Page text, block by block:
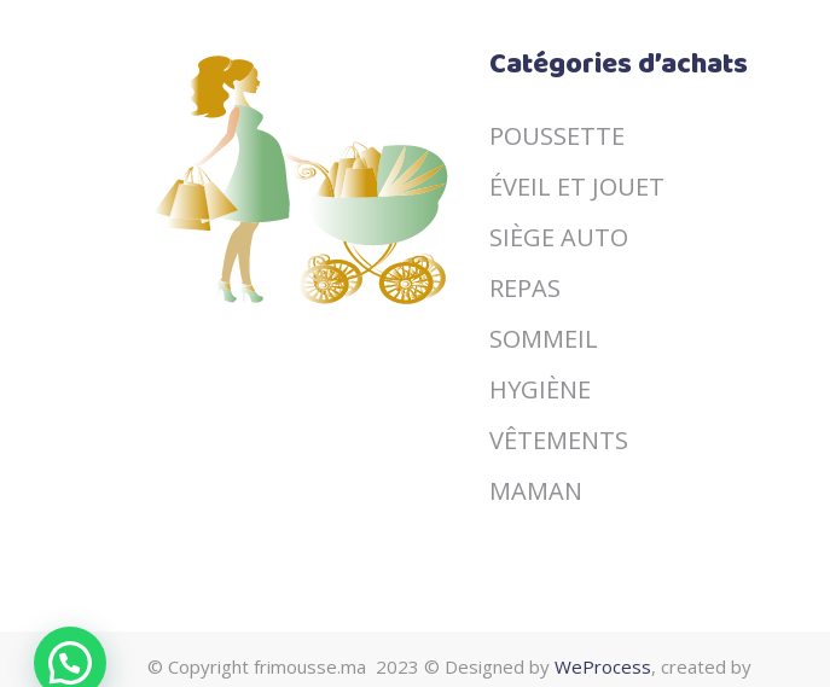
Catégories d’achats
POUSSETTE
ÉVEIL ET JOUET
SIÈGE AUTO
REPAS
SOMMEIL
HYGIÈNE
VÊTEMENTS
MAMAN
© Copyright frimousse.ma 2023 © Designed by WeProcess, created by